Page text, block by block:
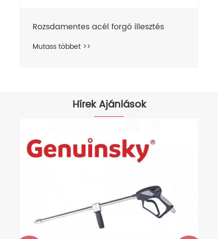
Rozsdamentes acél forgó illesztés
Mutass többet >>
Hírek Ajánlások